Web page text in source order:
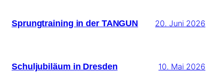
Sprungtraining in der TANGUN 20. Juni 2026
Schuljubiläum in Dresden 10. Mai 2026